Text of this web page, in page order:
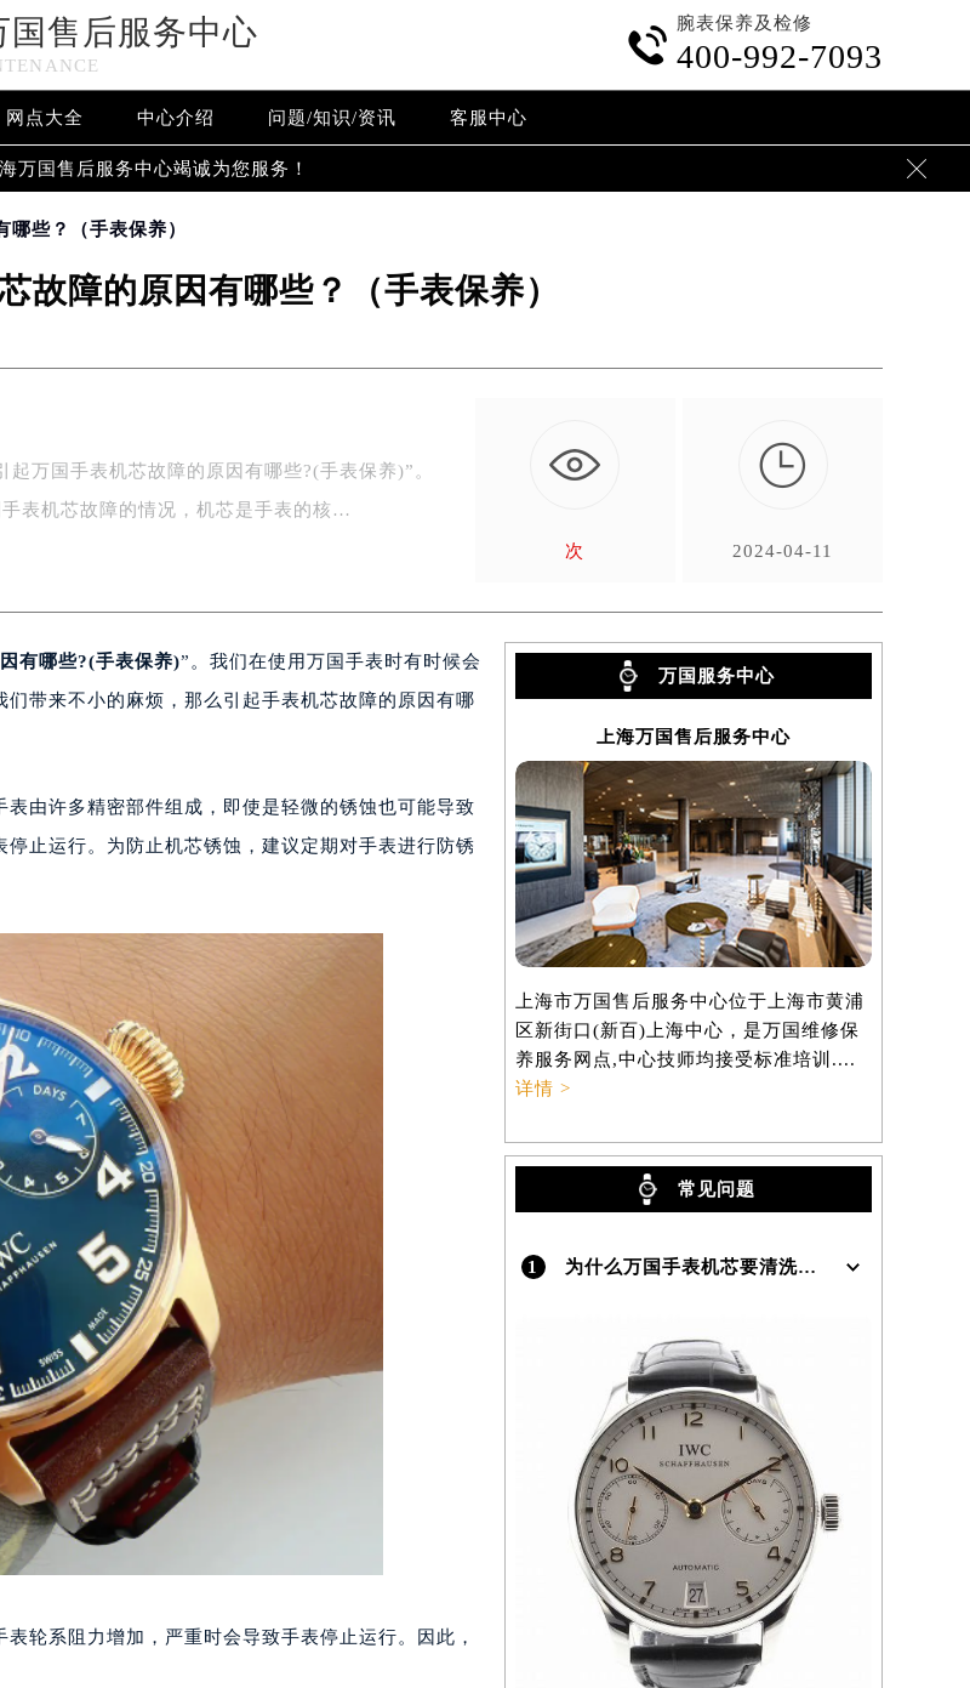
国售后服务中心 
腕表保养及检修
400-992-7093
网点大全 中心介绍 问题/知识/资讯 客服中心
海万国售后服务中心竭诚为您服务！ 
些？（手表保养）
故障的原因有哪些？（手表保养）
起万国手表机芯故障的原因有哪些?(手表保养)”。
表机芯故障的情况，机芯是手表的核…
次

2024-04-11
有哪些?(手表保养)”。我们在使用万国手表时有时候会
带来不小的麻烦，那么引起手表机芯故障的原因有哪
由许多精密部件组成，即使是轻微的锈蚀也可能导致
止运行。为防止机芯锈蚀，建议定期对手表进行防锈
轮系阻力增加，严重时会导致手表停止运行。因此，
万国服务中心
上海万国售后服务中心
上海市万国售后服务中心位于上海市黄浦
区新街口(新百)上海中心，是万国维修保
养服务网点,中心技师均接受标准培训....
详情 >
常见问题
1 为什么万国手表机芯要清洗洗油？